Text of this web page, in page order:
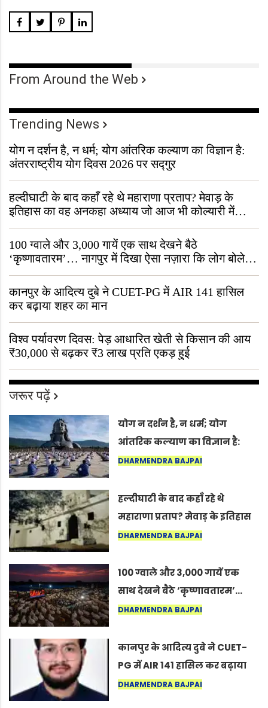
From Around the Web
Trending News
योग न दर्शन है, न धर्म; योग आंतरिक कल्याण का विज्ञान है:
अंतरराष्ट्रीय योग दिवस 2026 पर सद्गुर
हल्दीघाटी के बाद कहाँ रहे थे महाराणा प्रताप? मेवाड़ के
इतिहास का वह अनकहा अध्याय जो आज भी कोल्यारी में
जीवित है
100 ग्वाले और 3,000 गायें एक साथ देखने बैठे
‘कृष्णावतारम’… नागपुर में दिखा ऐसा नज़ारा कि लोग बोले,
“ऐसा तो सिर्फ़ कृष्ण ही कर सकते हैं”
कानपुर के आदित्य दुबे ने CUET-PG में AIR 141 हासिल
कर बढ़ाया शहर का मान
विश्व पर्यावरण दिवस: पेड़ आधारित खेती से किसान की आय
₹30,000 से बढ़कर ₹3 लाख प्रति एकड़ हुई
जरूर पढ़ें
योग न दर्शन है, न धर्म; योग
आंतरिक कल्याण का विज्ञान है:
अंतरराष्ट्रीय योग दिवस 2026 पर
DHARMENDRA BAJPAI
हल्दीघाटी के बाद कहाँ रहे थे
महाराणा प्रताप? मेवाड़ के इतिहास
का वह अनकहा अध्याय जो आज भी
DHARMENDRA BAJPAI
100 ग्वाले और 3,000 गायें एक
साथ देखने बैठे ‘कृष्णावतारम’…
नागपुर में दिखा ऐसा नज़ारा कि
कर सकते हैं”
DHARMENDRA BAJPAI
कानपुर के आदित्य दुबे ने CUET-
PG में AIR 141 हासिल कर बढ़ाया
शहर का मान
DHARMENDRA BAJPAI